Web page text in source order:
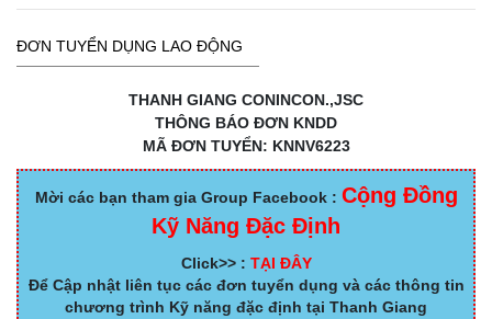
ĐƠN TUYỂN DỤNG LAO ĐỘNG
THANH GIANG CONINCON.,JSC
THÔNG BÁO ĐƠN KNDD
MÃ ĐƠN TUYỂN: KNNV6223
Mời các bạn tham gia Group Facebook : Cộng Đồng
Kỹ Năng Đặc Định
Click>> : TẠI ĐÂY
Để Cập nhật liên tục các đơn tuyển dụng và các thông tin
chương trình Kỹ năng đặc định tại Thanh Giang